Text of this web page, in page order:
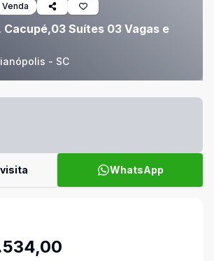
Venda
Suítes 03 Vagas e
- SC
WhatsApp